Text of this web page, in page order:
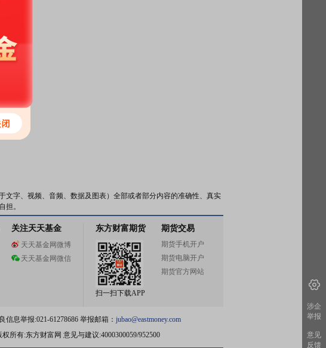
字、视频、音频、数据及图表）全部或者部分内容的准确性、真实
担。
关注天天基金
天天基金网微博
天天基金网微信
东方财富期货
扫一扫下载APP
期货交易
期货手机开户
期货电脑开户
期货官方网站
息举报:021-61278686 举报邮箱： jubao@eastmoney.com
所有:东方财富网 意见与建议:4000300059/952500
涉企
举报
意见
反馈